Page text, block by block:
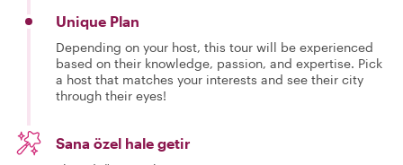
Unique Plan
Depending on your host, this tour will be experienced
based on their knowledge, passion, and expertise. Pick
a host that matches your interests and see their city
through their eyes!
Sana özel hale getir